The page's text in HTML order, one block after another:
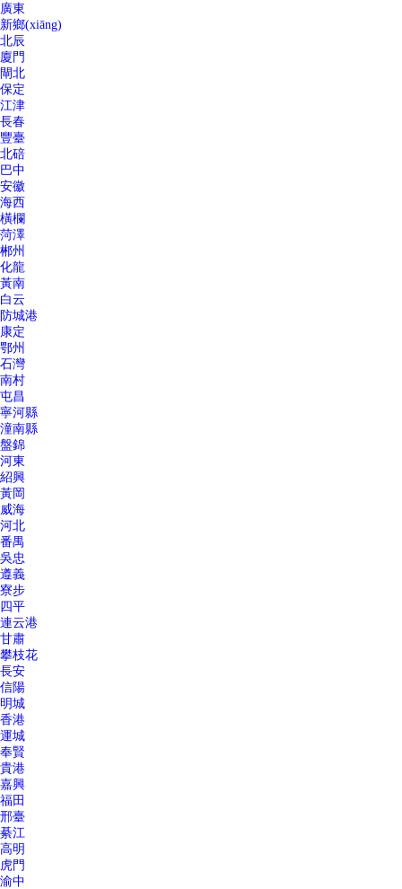
廣東
新鄉(xiāng)
北辰
廈門
閘北
保定
江津
長春
豐臺
北碚
巴中
安徽
海西
橫欄
菏澤
郴州
化龍
黃南
白云
防城港
康定
鄂州
石灣
南村
屯昌
寧河縣
潼南縣
盤錦
河東
紹興
黃岡
威海
河北
番禺
吳忠
遵義
寮步
四平
連云港
甘肅
攀枝花
長安
信陽
明城
香港
運城
奉賢
貴港
嘉興
福田
邢臺
綦江
高明
虎門
渝中